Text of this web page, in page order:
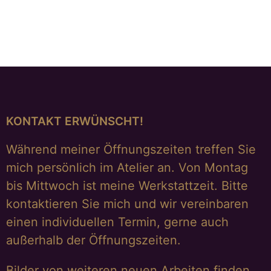
KONTAKT ERWÜNSCHT!
Während meiner Öffnungszeiten treffen Sie
mich persönlich im Atelier an. Von Montag
bis Mittwoch ist meine Werkstattzeit. Bitte
kontaktieren Sie mich und wir vereinbaren
einen individuellen Termin, gerne auch
außerhalb der Öffnungszeiten.